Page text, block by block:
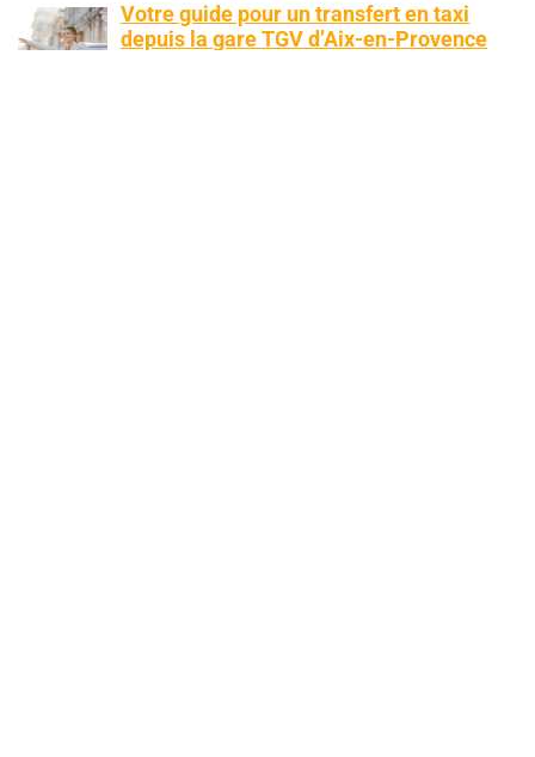
Votre guide pour un transfert en taxi
depuis la gare TGV d’Aix-en-Provence